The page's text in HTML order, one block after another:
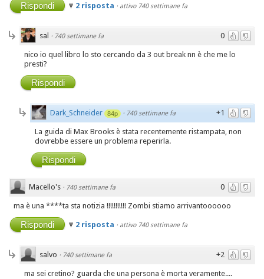
Rispondi 2 risposta · attivo 740 settimane fa
0
sal · 740 settimane fa
nico io quel libro lo sto cercando da 3 out break nn è che me lo
presti?
Rispondi
+1
Dark_Schneider 84p · 740 settimane fa
La guida di Max Brooks è stata recentemente ristampata, non
dovrebbe essere un problema reperirla.
Rispondi
0
Macello's · 740 settimane fa
ma è una ****ta sta notizia !!!!!!!!!!! Zombi stiamo arrivantoooooo
Rispondi 2 risposta · attivo 740 settimane fa
+2
salvo · 740 settimane fa
ma sei cretino? guarda che una persona è morta veramente....